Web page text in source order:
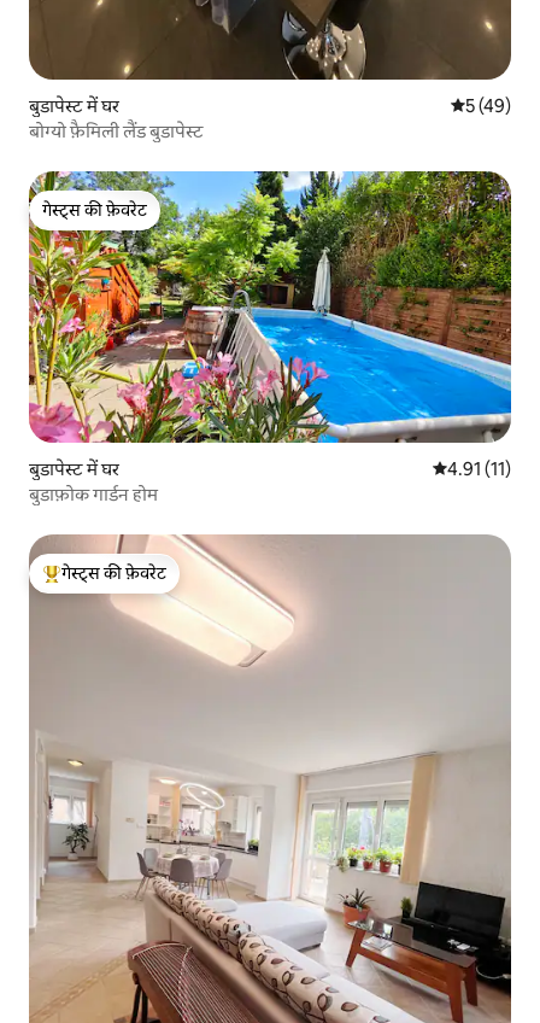
बुडापेस्ट में घर औसत रेटिंग
5 (49)
बोग्यो फ़ैमिली लैंड बुडापेस्ट
गेस्ट्स की फ़ेवरेट
गेस्ट्स की फ़ेवरेट
बुडापेस्ट में घर औसत रेटिंग 5 में
4.91 (11)
बुडाफ़ोक गार्डन होम
गेस्ट्स का टॉप फ़ेवरेट
गेस्ट्स की फ़ेवरेट